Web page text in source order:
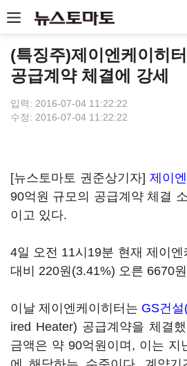
(특징주)제이엔케이히
공급계약 체결에 강세
입력: 2016-07-04 11:22:22
수정: 2016-07-04 11:22:22
[뉴스토마토 권준상기자] 제이
90억원 규모의 공급계약 체결
이고 있다.
4일 오전 11시19분 현재 제이
대비 220원(3.41%) 오른 6670
이날 제이엔케이히터는 GS건
ired Heater) 공급계약을 체결
금액은 약 90억원이며, 이는 지